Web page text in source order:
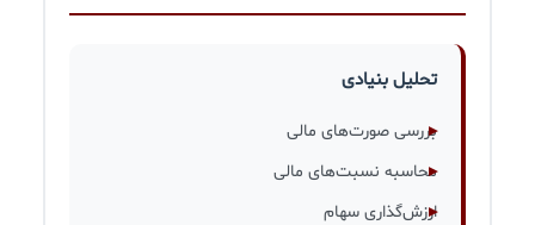
تحلیل بنیادی
بررسی صورت‌های مالی
محاسبه نسبت‌های مالی
ارزش‌گذاری سهام